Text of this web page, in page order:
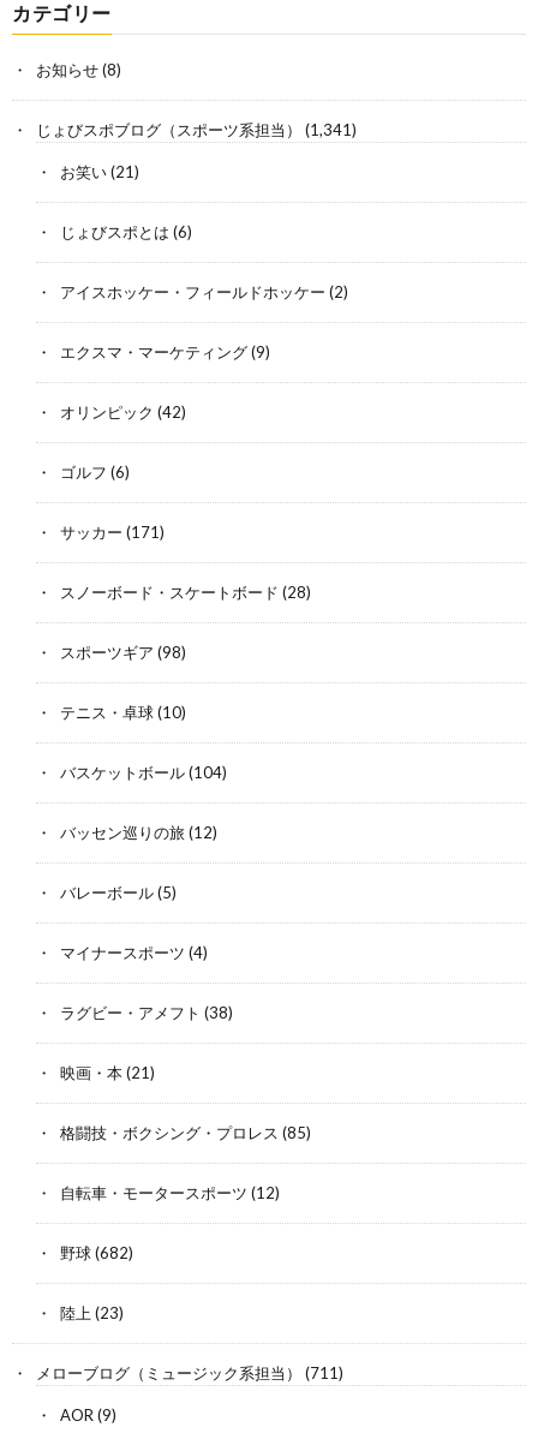
カテゴリー
お知らせ(8)
じょびスポブログ（スポーツ系担当） (1,341)
お笑い(21)
じょびスポとは (6)
アイスホッケー・フィールドホッケー (2)
エクスマ・マーケティング(9)
オリンピック (42)
ゴルフ (6)
サッカー (171)
スノーボード・スケートボード (28)
スポーツギア (98)
テニス・卓球(10)
バスケットボール(104)
バッセン巡りの旅(12)
バレーボール(5)
マイナースポーツ (4)
ラグビー・アメフト (38)
映画・本(21)
格闘技・ボクシング・プロレス (85)
自転車・モータースポーツ (12)
野球(682)
陸上(23)
メローブログ（ミュージック系担当） (711)
AOR(9)